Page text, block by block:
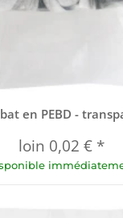
en PEBD -
loin 0,02 € *